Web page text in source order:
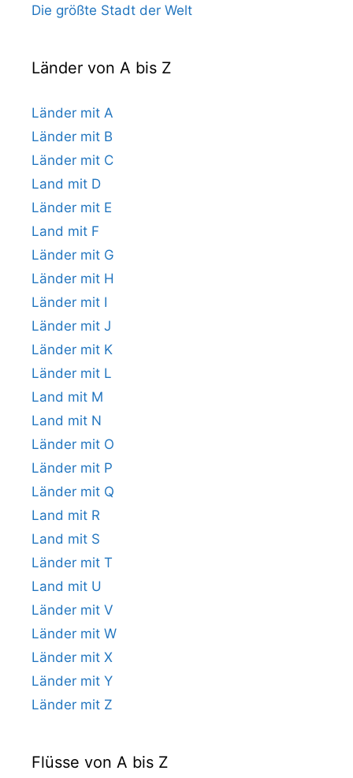
Die größte Stadt der Welt
Länder von A bis Z
Länder mit A
Länder mit B
Länder mit C
Land mit D
Länder mit E
Land mit F
Länder mit G
Länder mit H
Länder mit I
Länder mit J
Länder mit K
Länder mit L
Land mit M
Land mit N
Länder mit O
Länder mit P
Länder mit Q
Land mit R
Land mit S
Länder mit T
Land mit U
Länder mit V
Länder mit W
Länder mit X
Länder mit Y
Länder mit Z
Flüsse von A bis Z